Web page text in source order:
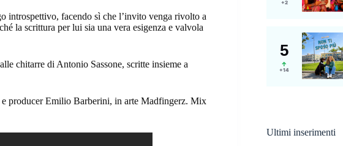
introspettivo, facendo sì che l’invito venga rivolto a
la scrittura per lui sia una vera esigenza e valvola
chitarre di Antonio Sassone, scritte insieme a
producer Emilio Barberini, in arte Madfingerz. Mix
Ultimi inserimenti